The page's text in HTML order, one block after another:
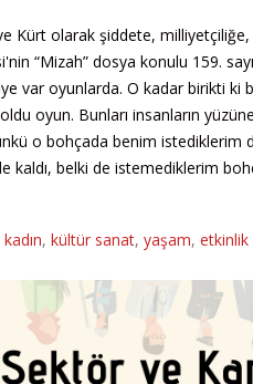
Kürt olarak şiddete, milliyetçiliğe,
“Mizah” dosya konulu 159.
var oyunlarda. O kadar birikti ki
oyun. Bunları insanların
o bohçada benim istediklerim
kaldı, belki de istemediklerim
kadın, kültür sanat, yaşam, etkinlik